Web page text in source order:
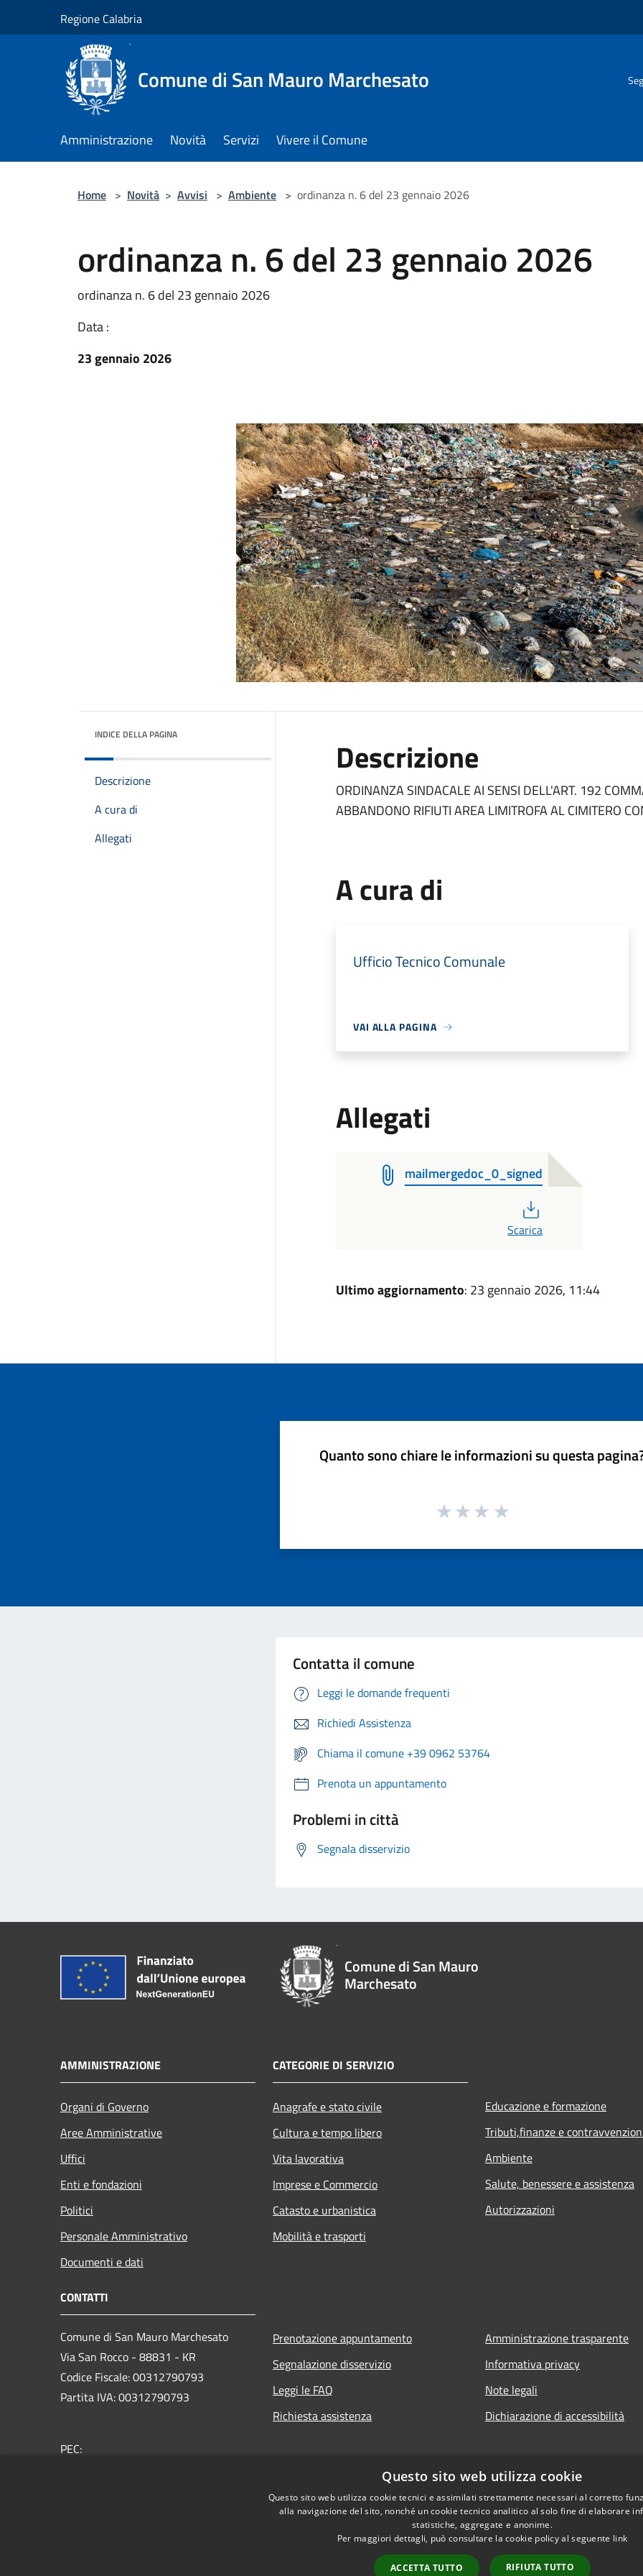
Regione Calabria
Comune di San Mauro Marchesato
Amministrazione Novità Servizi Vivere il Comune
Home > Novità > Avvisi > Ambiente > ordinanza n. 6 del 23 gennaio 2026
ordinanza n. 6 del 23 gennaio 2026
ordinanza n. 6 del 23 gennaio 2026
Data :
23 gennaio 2026
INDICE DELLA PAGINA
Descrizione
A cura di
Allegati
Descrizione
ORDINANZA SINDACALE AI SENSI DELL'ART. 192
ABBANDONO RIFIUTI AREA LIMITROFA AL CIMITERO
A cura di
Ufficio Tecnico Comunale
VAI ALLA PAGINA
Allegati
mailmergedoc_0_signed
Scarica
Ultimo aggiornamento: 23 gennaio 2026, 11:44
Quanto sono chiare le informazioni su questa
Contatta il comune
Leggi le domande frequenti
Richiedi Assistenza
Chiama il comune +39 0962 53764
Prenota un appuntamento
Problemi in città
Segnala disservizio
Comune di San Mauro
Marchesato
AMMINISTRAZIONE
Organi di Governo
Aree Amministrative
Uffici
Enti e fondazioni
Politici
Personale Amministrativo
Documenti e dati
CATEGORIE DI SERVIZIO
Anagrafe e stato civile
Cultura e tempo libero
Vita lavorativa
Imprese e Commercio
Catasto e urbanistica
Mobilità e trasporti
Educazione e formazione
Tributi,finanze e
Ambiente
Salute, benessere e assistenza
Autorizzazioni
CONTATTI
Comune di San Mauro Marchesato
Via San Rocco - 88831 - KR
Codice Fiscale: 00312790793
Partita IVA: 00312790793
PEC:
Prenotazione appuntamento
Segnalazione disservizio
Leggi le FAQ
Richiesta assistenza
Amministrazione trasparente
Informativa privacy
Note legali
Dichiarazione di accessibilità
Questo sito web utilizza cookie
Questo sito web utilizza cookie tecnici e assimilati strettamente necessari al corretto
alla navigazione del sito, nonché un cookie tecnico analitico al solo fine di elaborare
statistiche, aggregate e anonime.
Per maggiori dettagli, può consultare la cookie policy al seguente link
ACCETTA TUTTO RIFIUTA TUTTO